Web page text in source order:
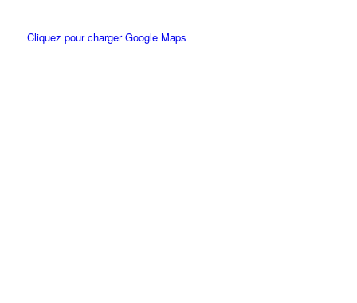
Cliquez pour charger Google Maps